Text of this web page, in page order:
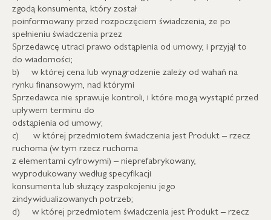
zgodą konsumenta, który został
poinformowany przed rozpoczęciem świadczenia, że po
spełnieniu świadczenia przez
Sprzedawcę utraci prawo odstąpienia od umowy, i przyjął to
do wiadomości;
b) w której cena lub wynagrodzenie zależy od wahań na
rynku finansowym, nad którymi
Sprzedawca nie sprawuje kontroli, i które mogą wystąpić przed
upływem terminu do
odstąpienia od umowy;
c) w której przedmiotem świadczenia jest Produkt – rzecz
ruchoma (w tym rzecz ruchoma
z elementami cyfrowymi) – nieprefabrykowany,
wyprodukowany według specyfikacji
konsumenta lub służący zaspokojeniu jego
zindywidualizowanych potrzeb;
d) w której przedmiotem świadczenia jest Produkt – rzecz